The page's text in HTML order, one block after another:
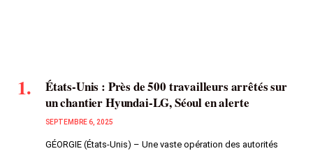
États-Unis : Près de 500 travailleurs arrêtés sur
un chantier Hyundai-LG, Séoul en alerte
SEPTEMBRE 6, 2025
GÉORGIE (États-Unis) – Une vaste opération des autorités